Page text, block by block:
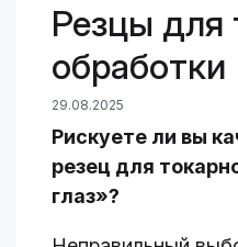
Резцы для
обработки
29.08.2025
Рискуете ли вы
резец для
глаз»?